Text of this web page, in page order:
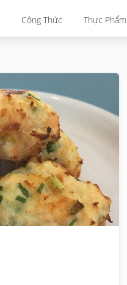
Công Thức Thực Phẩm